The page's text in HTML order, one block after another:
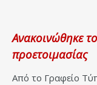
Ανακοινώθηκε
προετοιμασίας
Από το Γραφείο